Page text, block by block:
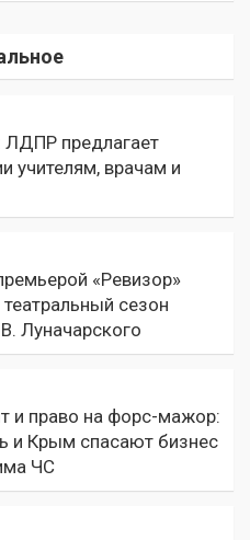
предлагает
учителям, врачам и
«Ревизор»
сезон
Луначарского
и право на форс-мажор:
и Крым спасают бизнес
ЧС